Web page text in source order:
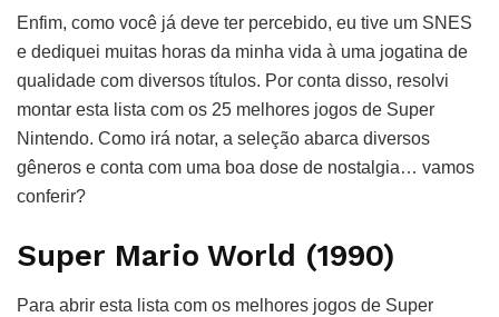
Enfim, como você já deve ter percebido, eu tive um SNES
e dediquei muitas horas da minha vida à uma jogatina de
qualidade com diversos títulos. Por conta disso, resolvi
montar esta lista com os 25 melhores jogos de Super
Nintendo. Como irá notar, a seleção abarca diversos
gêneros e conta com uma boa dose de nostalgia… vamos
conferir?
Super Mario World (1990)
Para abrir esta lista com os melhores jogos de Super